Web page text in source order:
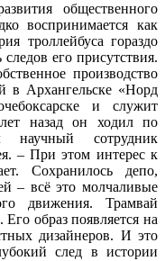
общественного
воспринимается как
троллейбуса гораздо
его присутствия.
производство
в Архангельске «Норд
и служит
назад он ходил по
сотрудник
– При этом интерес к
Сохранилось депо,
– всё это молчаливые
движения. Трамвай
образ появляется на
дизайнеров. И это
след в истории